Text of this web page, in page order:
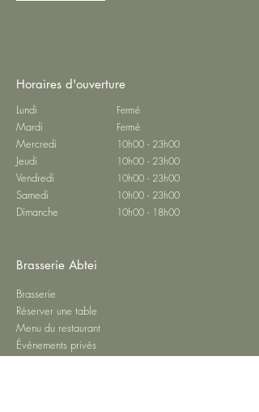
Horaires d'ouverture
Lundi
Mardi
Mercredi
Jeudi
Vendredi
Samedi
Dimanche
Fermé
Fermé
10h00 - 23h00
10h00 - 23h00
10h00 - 23h00
10h00 - 23h00
10h00 - 18h00
Brasserie Abtei
Brasserie
Réserver une table
Menu du restaurant
Événements privés